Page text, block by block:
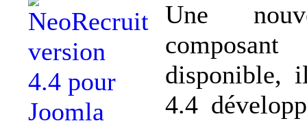
Une
disponible,
4.4